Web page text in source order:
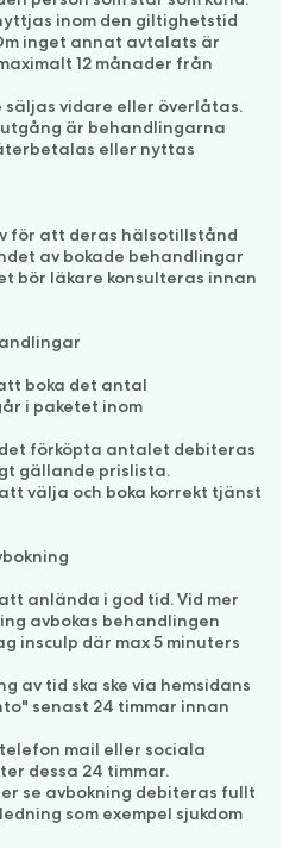
inom den giltighetstid
inget annat avtalats är
12 månader från
vidare eller överlåtas.
är behandlingarna
eller nyttas
för att deras hälsotillstånd
av bokade behandlingar
bör läkare konsulteras innan
boka det antal
i paketet inom
förköpta antalet debiteras
gällande prislista.
välja och boka korrekt tjänst
anlända i god tid. Vid mer
avbokas behandlingen
insculp där max 5 minuters
av tid ska ske via hemsidans
senast 24 timmar innan
mail eller sociala
dessa 24 timmar.
se avbokning debiteras fullt
som exempel sjukdom